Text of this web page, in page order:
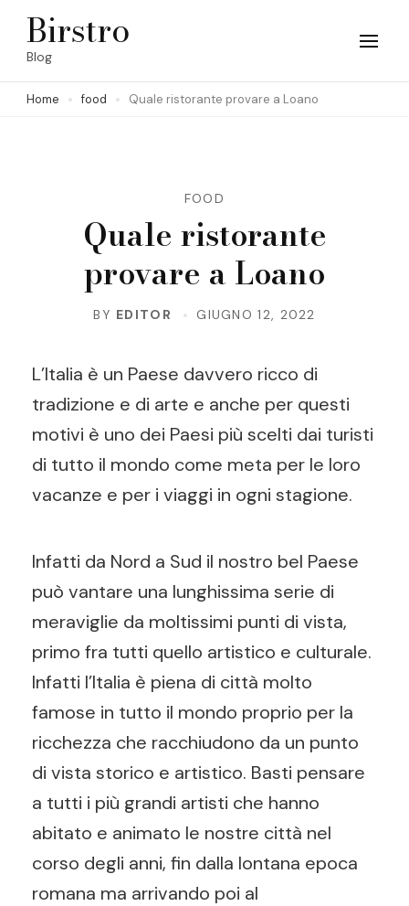
Skip
(Press
Birstro
Blog
Home food Quale ristorante provare a Loano
FOOD
Quale ristorante
provare a Loano
BY EDITOR GIUGNO 12, 2022
L’Italia è un Paese davvero ricco di
tradizione e di arte e anche per questi
motivi è uno dei Paesi più scelti dai turisti
di tutto il mondo come meta per le loro
vacanze e per i viaggi in ogni stagione.
Infatti da Nord a Sud il nostro bel Paese
può vantare una lunghissima serie di
meraviglie da moltissimi punti di vista,
primo fra tutti quello artistico e culturale.
Infatti l’Italia è piena di città molto
famose in tutto il mondo proprio per la
ricchezza che racchiudono da un punto
di vista storico e artistico. Basti pensare
a tutti i più grandi artisti che hanno
abitato e animato le nostre città nel
corso degli anni, fin dalla lontana epoca
romana ma arrivando poi al